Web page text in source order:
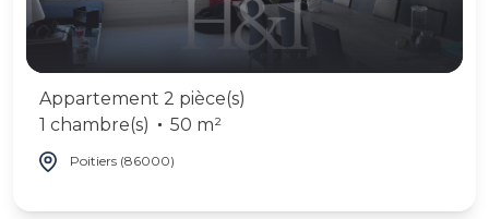
Appartement 2 pièce(s)
1 chambre(s)
50 m²
Poitiers (86000)